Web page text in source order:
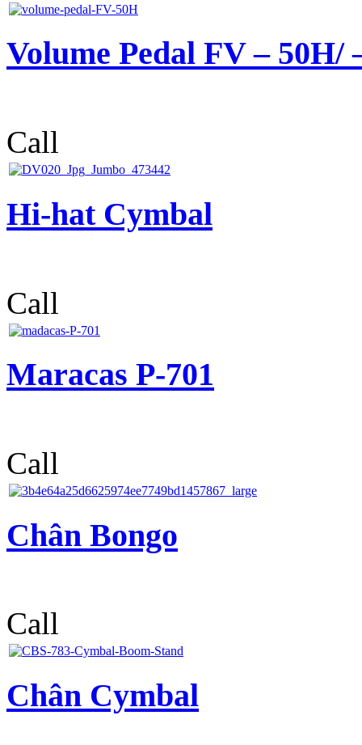
Volume Pedal FV – 50H/
Call
Hi-hat Cymbal
Call
Maracas P-701
Call
Chân Bongo
Call
Chân Cymbal